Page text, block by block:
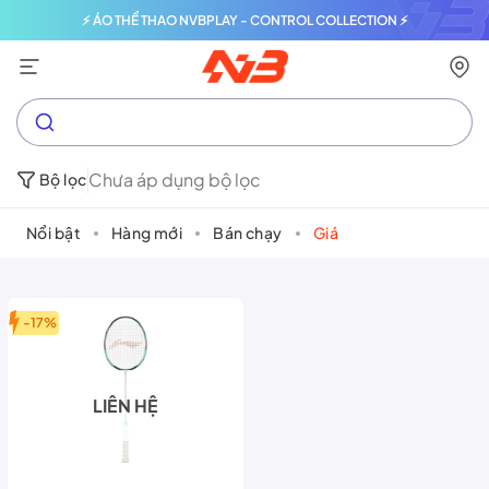
⚡ ÁO THỂ THAO NVBPLAY - CONTROL COLLECTION ⚡
Bộ lọcChưa áp dụng bộ lọc
Nổi bật Hàng mới Bán chạy Giá
-17%
LIÊN HỆ